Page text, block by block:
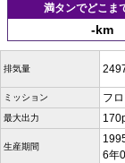
満タンでどこま
-km
排気量
ミッション フ
最大出力
生産期間
6年